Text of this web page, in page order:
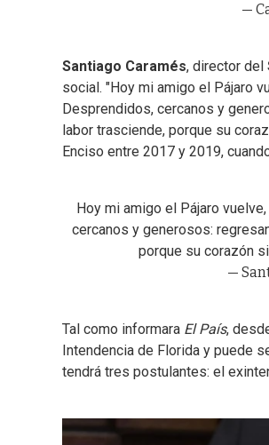
—
Santiago Caramés, director del
social. "Hoy mi amigo el Pájaro
Desprendidos, cercanos y
labor trasciende, porque su
Enciso entre 2017 y 2019,
Hoy mi amigo el Pájaro
cercanos y generosos:
porque su corazón
—
Tal como informara El País,
Intendencia de Florida y puede
tendrá tres postulantes: el